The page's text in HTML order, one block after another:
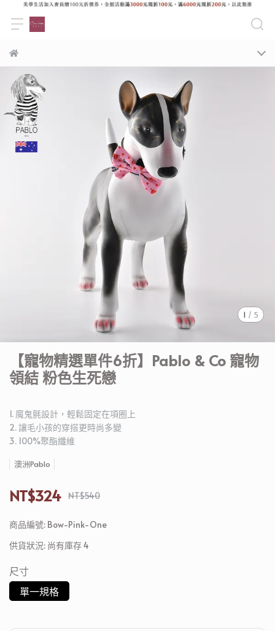
1 / 5
【寵物精選單件6折】Pablo & Co 寵物
領結 粉色生死戀
1. 魔鬼氈設計，輕鬆固定在項圈上
2. 讓毛小孩的穿搭更時尚多變
3. 100%聚酯纖維
澳洲Pablo
NT$324 NT$540
商品編號: Bow-Pink-One
供貨狀況: 尚有庫存 4
尺寸
單一規格